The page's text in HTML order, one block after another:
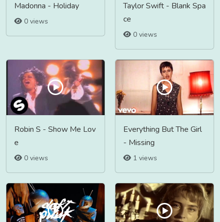
Madonna - Holiday
0 views
Taylor Swift - Blank Spa
ce
0 views
Robin S - Show Me Lov
e
0 views
Everything But The Girl
- Missing
1 views